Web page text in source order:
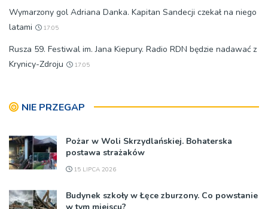
Wymarzony gol Adriana Danka. Kapitan Sandecji czekał na niego
latami
17:05
Rusza 59. Festiwal im. Jana Kiepury. Radio RDN będzie nadawać z
Krynicy-Zdroju
17:05
NIE PRZEGAP
Pożar w Woli Skrzydlańskiej. Bohaterska
postawa strażaków
15 LIPCA 2026
Budynek szkoły w Łęce zburzony. Co powstanie